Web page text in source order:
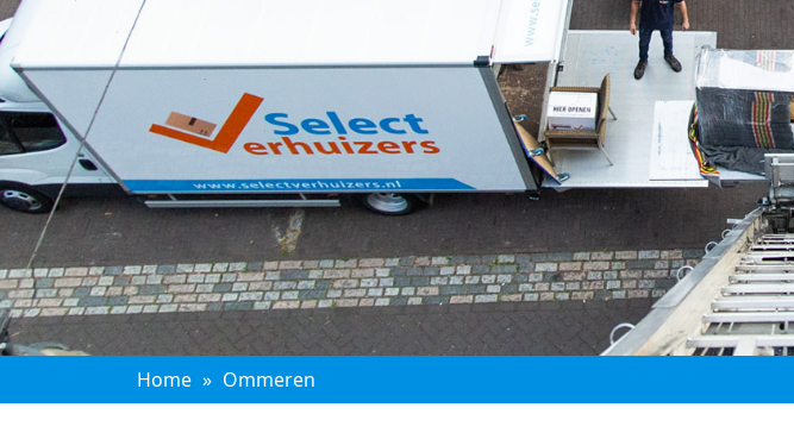
Home » Ommeren